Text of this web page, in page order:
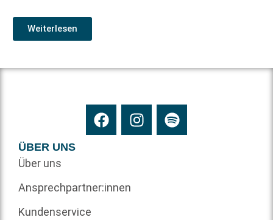
Weiterlesen
ÜBER UNS
Über uns
Ansprechpartner:innen
Kundenservice